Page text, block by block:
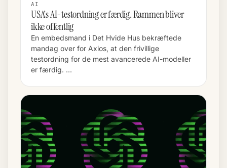
AI
USA's AI-testordning er færdig. Rammen bliver
ikke offentlig
En embedsmand i Det Hvide Hus bekræftede
mandag over for Axios, at den frivillige
testordning for de mest avancerede AI-modeller
er færdig. …